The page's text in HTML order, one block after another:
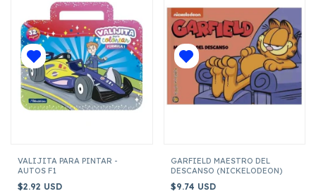
VALIJITA PARA PINTAR -
AUTOS F1
$2.92 USD
GARFIELD MAESTRO DEL
DESCANSO (NICKELODEON)
$9.74 USD